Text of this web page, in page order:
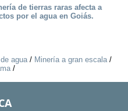
de tierras raras afecta a
por el agua en Goiás.
agua/ Minería a gran escala/
/